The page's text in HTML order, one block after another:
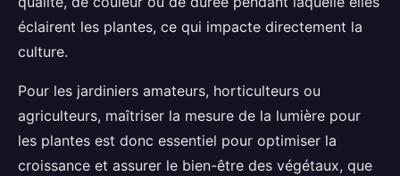
éclairent les plantes, ce qui impacte directement la
culture.
Pour les jardiniers amateurs, horticulteurs ou
agriculteurs, maîtriser la mesure de la lumière pour
les plantes est donc essentiel pour optimiser la
croissance et assurer le bien-être des végétaux, que